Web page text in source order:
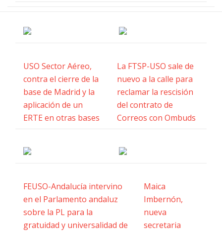
USO Sector Aéreo,
contra el cierre de la
base de Madrid y la
aplicación de un
ERTE en otras bases
La FTSP-USO sale de
nuevo a la calle para
reclamar la rescisión
del contrato de
Correos con Ombuds
FEUSO-Andalucía intervino
en el Parlamento andaluz
sobre la PL para la
gratuidad y universalidad de
Maica
Imbernón,
nueva
secretaria